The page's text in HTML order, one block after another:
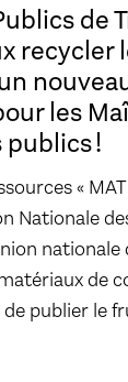
de
recycler
les
publics !
«
Nationale
de
publier le